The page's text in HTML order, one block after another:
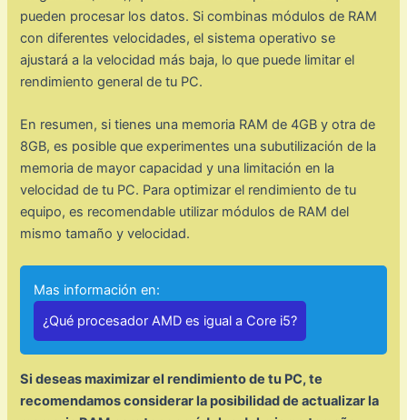
pueden procesar los datos. Si combinas módulos de RAM
con diferentes velocidades, el sistema operativo se
ajustará a la velocidad más baja, lo que puede limitar el
rendimiento general de tu PC.
En resumen, si tienes una memoria RAM de 4GB y otra de
8GB, es posible que experimentes una subutilización de la
memoria de mayor capacidad y una limitación en la
velocidad de tu PC. Para optimizar el rendimiento de tu
equipo, es recomendable utilizar módulos de RAM del
mismo tamaño y velocidad.
Mas información en:
¿Qué procesador AMD es igual a Core i5?
Si deseas maximizar el rendimiento de tu PC, te
recomendamos considerar la posibilidad de actualizar la